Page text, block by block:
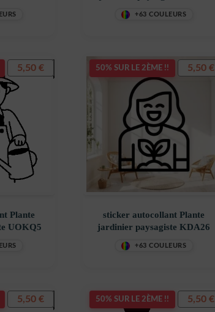
+63 COULEURS
Plante
UOKQ5
5,50€ 50% SUR LE 2ÈME !!
sticker autocollant Plante
jardinier paysagiste KDA26
+63 COULEURS
5,50 €
5,50€ 50% SUR LE 2ÈME !! 5,50 €